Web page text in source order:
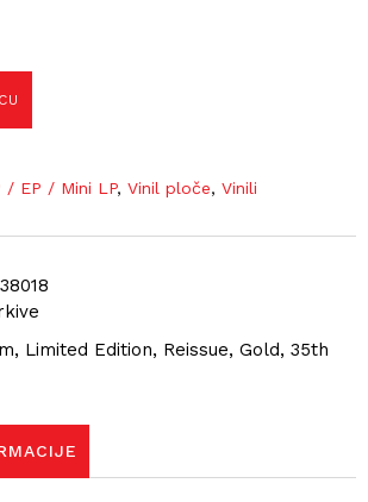
Limited Edition, Reissue, Gold, 35th
/ EP / Mini LP, Vinil ploče, Vinili